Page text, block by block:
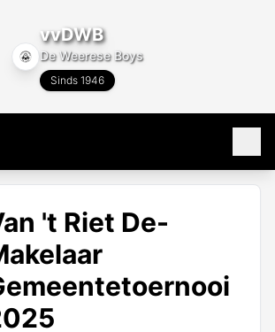
vvDWB
De Weerese Boys
Sinds 1946
't Riet De-